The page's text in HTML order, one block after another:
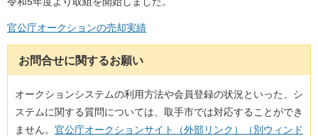
官公庁オークションの売却実績
お問合せに関するお願い
オークションシステムの利用方法や会員登録の状況といった、シ
ステムに関する質問については、取手市では対応することができ
ません。 官公庁オークションサイト（外部リンク）（別ウィンド